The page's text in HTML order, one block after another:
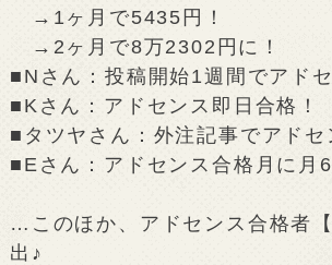
→1ヶ月で5435円！
→2ヶ月で8万2302円に！
■Nさん：投稿開始1週間でアドセ
■Kさん：アドセンス即日合格！
■タツヤさん：外注記事でアドセ
■Eさん：アドセンス合格月に月
…このほか、アドセンス合格者
出♪